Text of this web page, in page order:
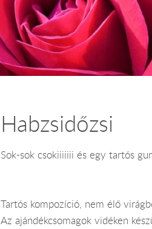
Habzsidőzsi
Sok-sok csokiiiiiii és egy tartós
Tartós kompozíció, nem élő
Az ajándékcsomagok vidéken